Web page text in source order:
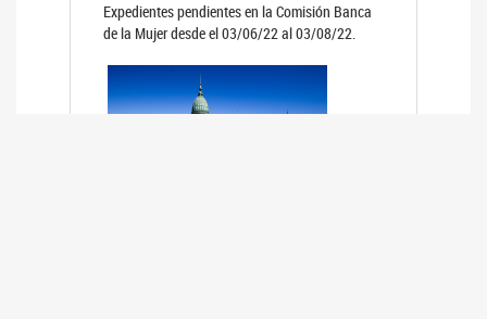
Expedientes pendientes en la Comisión Banca
de la Mujer desde el 03/06/22 al 03/08/22.